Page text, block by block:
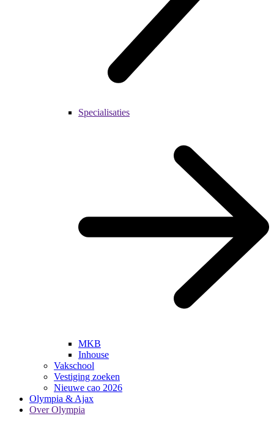
Specialisaties
MKB
Inhouse
Vakschool
Vestiging zoeken
Nieuwe cao 2026
Olympia & Ajax
Over Olympia